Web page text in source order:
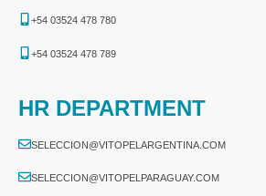
+54 03524 478 780​
+54 03524 478 789​
HR DEPARTMENT
SELECCION@VITOPELARGENTINA.COM
SELECCION@VITOPELPARAGUAY.COM